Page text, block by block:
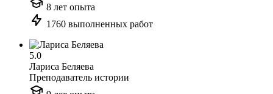
8 лет опыта
1760 выполненных работ
5.0
Лариса Беляева
Преподаватель истории